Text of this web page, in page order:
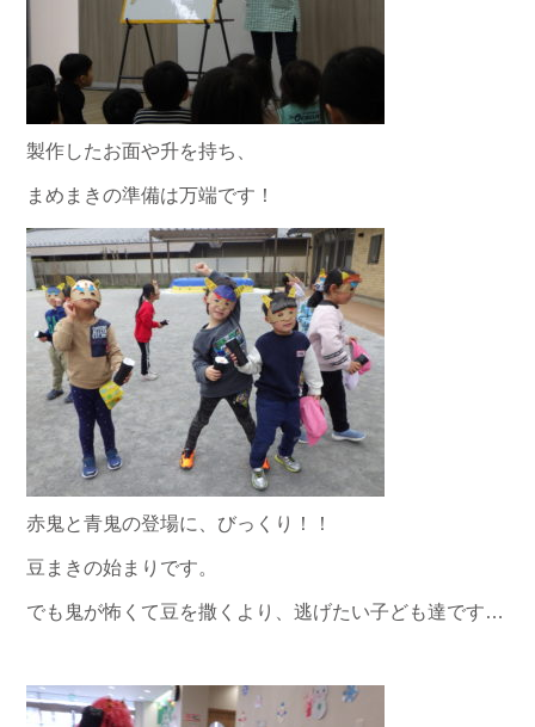
製作したお面や升を持ち、
まめまきの準備は万端です！
赤鬼と青鬼の登場に、びっくり！！
豆まきの始まりです。
でも鬼が怖くて豆を撒くより、逃げたい子ども達です…